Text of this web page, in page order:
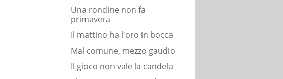
Una rondine non fa
primavera
Il mattino ha l'oro in bocca
Mal comune, mezzo gaudio
Il gioco non vale la candela